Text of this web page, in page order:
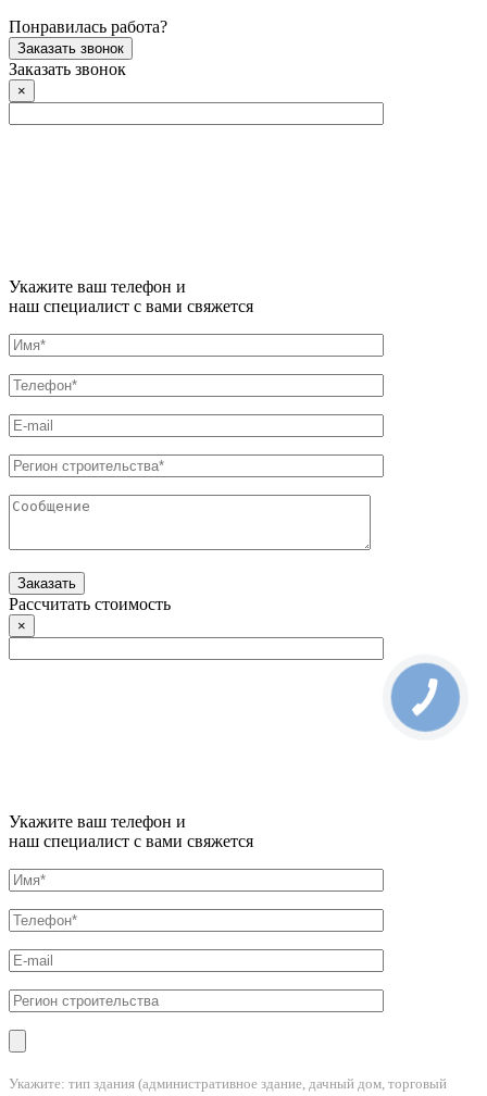
Понравилась работа?
Заказать звонок
Заказать звонок
×
Укажите ваш телефон и
наш специалист с вами свяжется
Рассчитать стоимость
×
Укажите ваш телефон и
наш специалист с вами свяжется
Укажите: тип здания (административное здание, дачный дом, торговый